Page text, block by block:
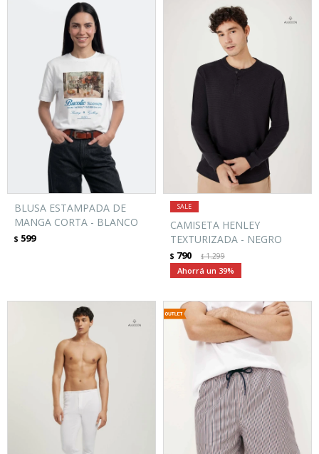
BLUSA ESTAMPADA DE
MANGA CORTA - BLANCO
$ 599
CAMISETA HENLEY
TEXTURIZADA - NEGRO
$ 790 $1.299
39